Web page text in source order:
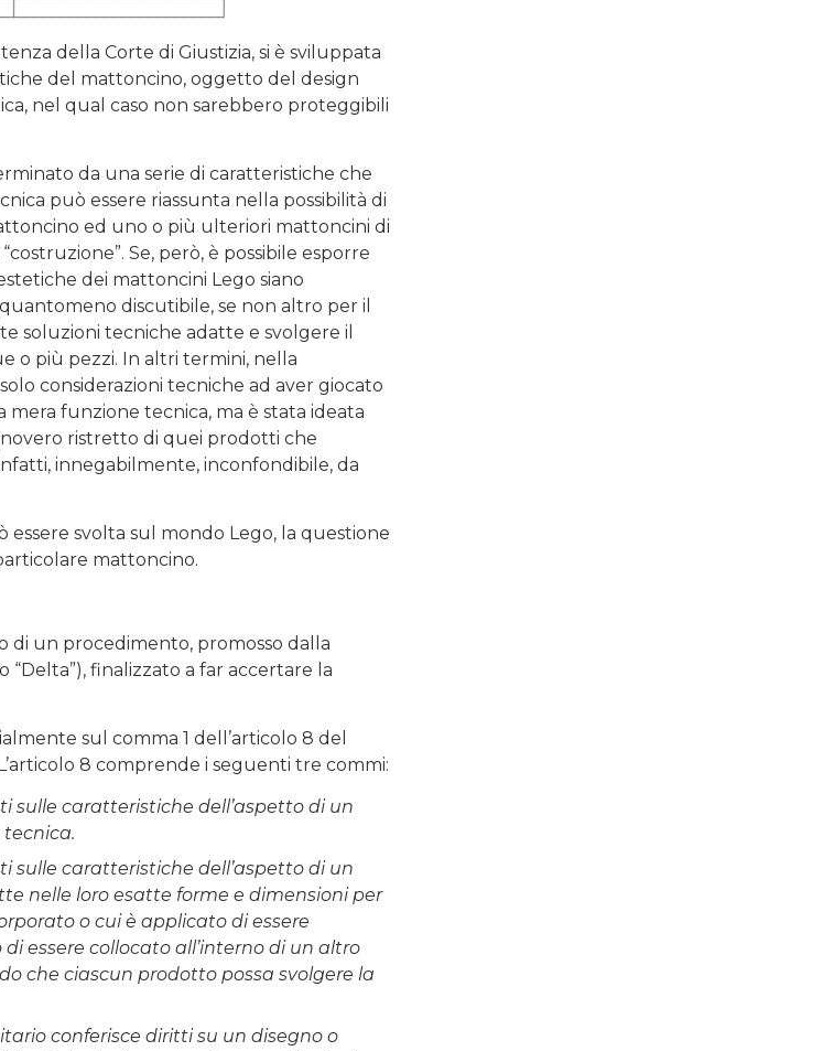
della Corte di Giustizia, si è sviluppata
del mattoncino, oggetto del design
nel qual caso non sarebbero proteggibili
da una serie di caratteristiche che
può essere riassunta nella possibilità di
ed uno o più ulteriori mattoncini di
Se, però, è possibile esporre
dei mattoncini Lego siano
discutibile, se non altro per il
soluzioni tecniche adatte e svolgere il
o più pezzi. In altri termini, nella
considerazioni tecniche ad aver giocato
mera funzione tecnica, ma è stata ideata
ristretto di quei prodotti che
innegabilmente, inconfondibile, da
essere svolta sul mondo Lego, la questione
mattoncino.
di un procedimento, promosso dalla
“Delta”), finalizzato a far accertare la
sul comma 1 dell’articolo 8 del
8 comprende i seguenti tre commi:
sulle caratteristiche dell’aspetto di un
sulle caratteristiche dell’aspetto di un
nelle loro esatte forme e dimensioni per
o cui è applicato di essere
essere collocato all’interno di un altro
che ciascun prodotto possa svolgere la
conferisce diritti su un disegno o